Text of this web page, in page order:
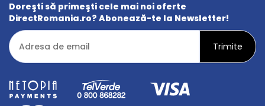
Doreşti să primeşti cele mai noi oferte
DirectRomania.ro? Abonează-te la Newsletter!